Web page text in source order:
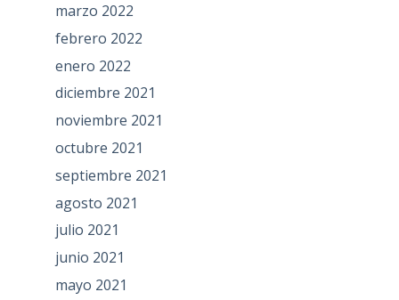
marzo 2022
febrero 2022
enero 2022
diciembre 2021
noviembre 2021
octubre 2021
septiembre 2021
agosto 2021
julio 2021
junio 2021
mayo 2021